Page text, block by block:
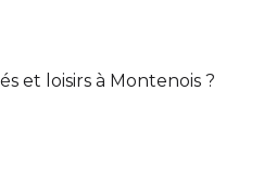
et loisirs à Montenois ?